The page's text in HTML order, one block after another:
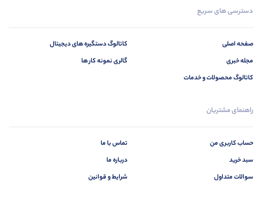
دسترسی های سریع
صفحه اصلی
مجله خبری
کاتالوگ محصولات و خدمات
کاتالوگ دستگیره های دیجیتال
گالری نمونه کار ها
راهنمای مشتریان
حساب کاربری من
سبد خرید
سوالات متداول
تماس با ما
درباره ما
شرایط و قوانین